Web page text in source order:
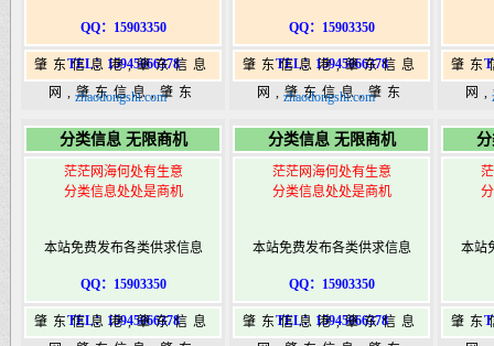
QQ：15903350
TEL：15945066378
肇东信息港,肇东信息
网,肇东信息,肇东
港|www.zhaodongshi.com
zhaodongshi.com
QQ：15903350
TEL：15945066378
肇东信息港,肇东信息
网,肇东信息,肇东
港|www.zhaodongshi.com
zhaodongshi.com
肇东
网
港
分类信息 无限商机
茫茫网海何处有生意
分类信息处处是商机
本站免费发布各类供求信息
QQ：15903350
TEL：15945066378
肇东信息港,肇东信息
分类信息 无限商机
茫茫网海何处有生意
分类信息处处是商机
本站免费发布各类供求信息
QQ：15903350
TEL：15945066378
肇东信息港,肇东信息
本站
肇东